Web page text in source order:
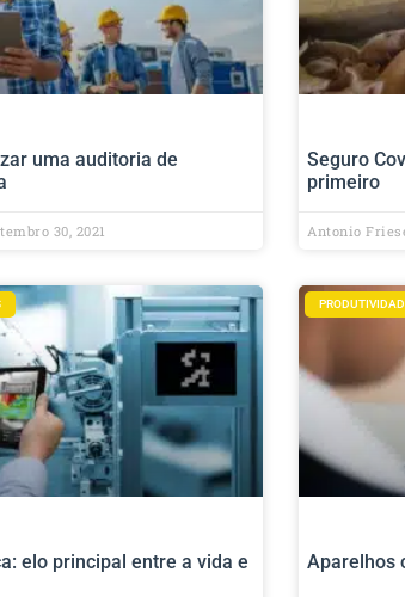
uma auditoria de
30, 2021
Seguro
primeiro
Antonio
elo principal entre a vida e
Aparelhos